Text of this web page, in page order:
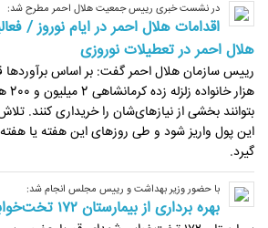
در نشست خبری رییس جمعیت هلال احمر مطرح شد:
اقدامات هلال احمر در ایام نوروز /
هلال احمر در تعطیلات نوروزی
بتوانند بخشی از نیازهای‌شان را خریداری کنند.
این پول واریز شود و طی روزهای این هفته یا هفته
گیرد.
با حضور وزیر بهداشت و رییس مجلس انجام شد:
بهره برداری از بیمارستان ۱۷۲ تخت‌خوابی شهدای قم